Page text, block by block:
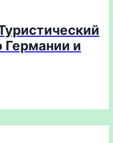
Германии и